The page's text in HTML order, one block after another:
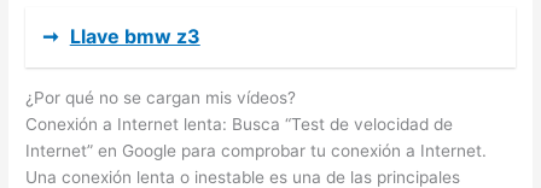
➞ Llave bmw z3
¿Por qué no se cargan mis vídeos?
Conexión a Internet lenta: Busca “Test de velocidad de
Internet” en Google para comprobar tu conexión a Internet.
Una conexión lenta o inestable es una de las principales